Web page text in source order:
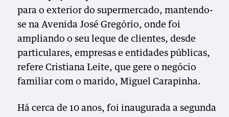
para o exterior do supermercado, mantendo-
se na Avenida José Gregório, onde foi
ampliando o seu leque de clientes, desde
particulares, empresas e entidades públicas,
refere Cristiana Leite, que gere o negócio
familiar com o marido, Miguel Carapinha.
Há cerca de 10 anos, foi inaugurada a segunda